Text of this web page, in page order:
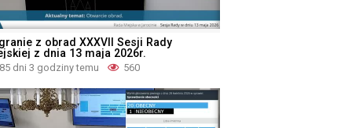
z obrad XXXVII Sesji Rady
z dnia 13 maja 2026r.
85 dni 3 godziny temu 560